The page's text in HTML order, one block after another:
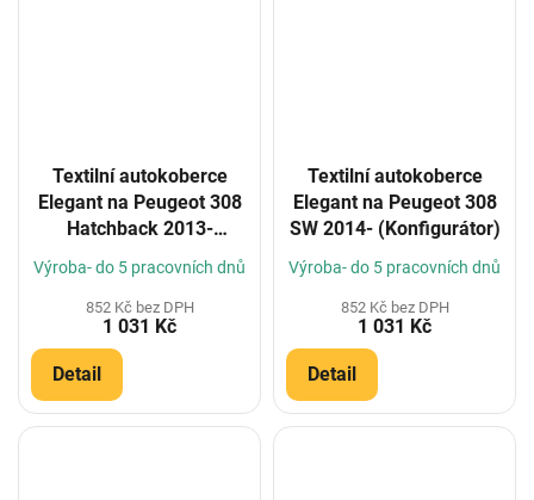
Textilní autokoberce
Elegant na Peugeot 308
Hatchback 2013-
(Konfigurátor)
Výroba- do 5 pracovních dnů
852 Kč bez DPH
1 031 Kč
Detail
Textilní autokoberce
Elegant na Peugeot 308
SW 2014- (Konfigurátor)
Výroba- do 5 pracovních dnů
852 Kč bez DPH
1 031 Kč
Detail